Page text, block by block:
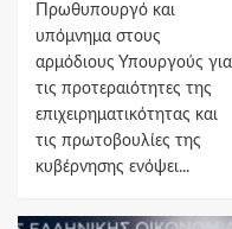
Πρωθυπουργό και
υπόμνημα στους
αρμόδιους Υπουργούς για
τις προτεραιότητες της
επιχειρηματικότητας και
τις πρωτοβουλίες της
κυβέρνησης ενόψει...